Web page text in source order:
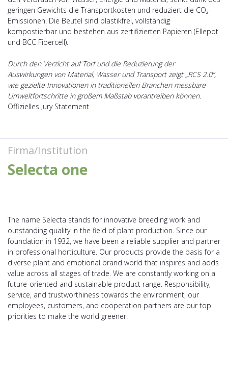
geringen Gewichts die Transportkosten und reduziert die CO₂-
Emissionen. Die Beutel sind plastikfrei, vollständig
kompostierbar und bestehen aus zertifizierten Papieren (Ellepot
und BCC Fibercell).
Durch den Verzicht auf Torf und die Reduzierung der
Auswirkungen von Material, Wasser und Transport zeigt „RCS 2.0“,
wie gezielte Innovationen in traditionellen Branchen messbare
Umweltfortschritte in großem Maßstab vorantreiben können.
Offizielles Jury Statement
Firma/Institution
Selecta one
The name Selecta stands for innovative breeding work and
outstanding quality in the field of plant production. Since our
foundation in 1932, we have been a reliable supplier and partner
in professional horticulture. Our products provide the basis for a
diverse plant and emotional brand world that inspires and adds
value across all stages of trade. We are constantly working on a
future-oriented and sustainable product range. Responsibility,
service, and trustworthiness towards the environment, our
employees, customers, and cooperation partners are our top
priorities to make the world greener.